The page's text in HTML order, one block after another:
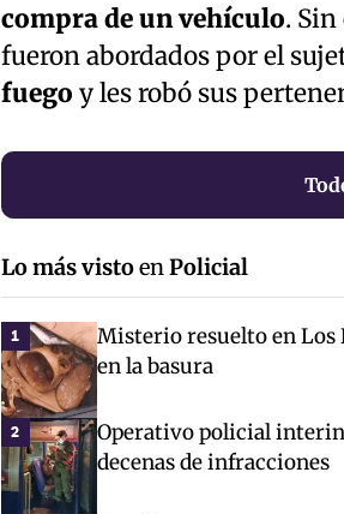
compra de un vehículo.
fueron abordados por el
fuego y les robó sus
Lo más vistoenPolicial
1
Misterio resuelto en Los
en la basura
2
Operativo policial
decenas de infracciones